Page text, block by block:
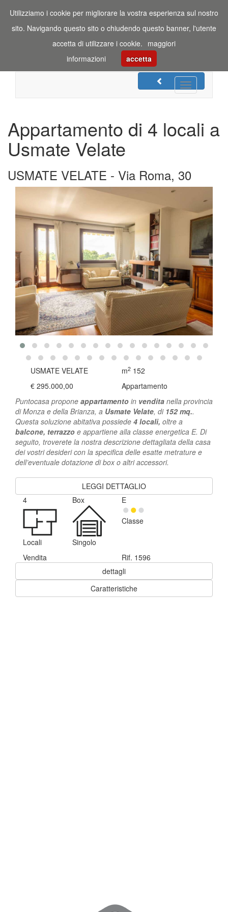
Utilizziamo i cookie per migliorare la vostra esperienza sul nostro
sito. Navigando questo sito o chiudendo questo banner, l'utente
accetta di utilizzare i cookie. maggiori
informazioni
accetta
Toggle
navigation
Appartamento di 4 locali a
Usmate Velate
USMATE VELATE - Via Roma, 30
USMATE VELATE m2 152
€ 295.000,00
Appartamento
Puntocasa propone appartamento in vendita nella provincia
di Monza e della Brianza, a Usmate Velate, di 152 mq..
Questa soluzione abitativa possiede 4 locali, oltre a
balcone, terrazzo e appartiene alla classe energetica E. Di
seguito, troverete la nostra descrizione dettagliata della casa
dei vostri desideri con la specifica delle esatte metrature e
dell’eventuale dotazione di box o altri accessori.
LEGGI DETTAGLIO
4
Locali
Box
Singolo
E
Classe
Vendita
Rif. 1596
dettagli
Caratteristiche